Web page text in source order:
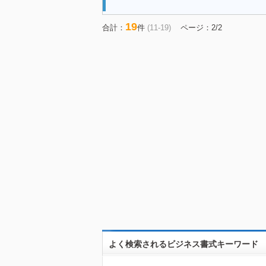
合計： 19件 (11-19) ページ：2/2
よく検索されるビジネス書式キーワード